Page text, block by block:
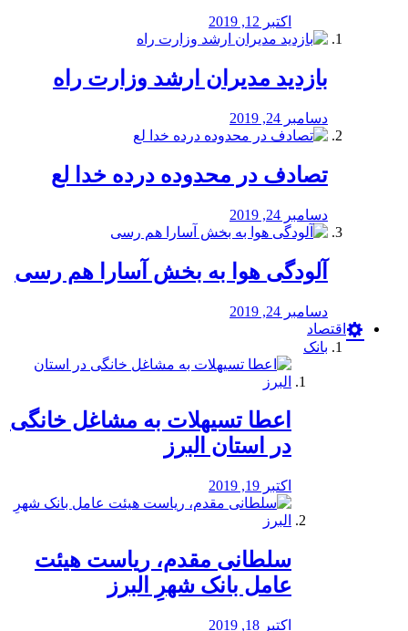
اکتبر 12, 2019
بازدید مدیران ارشد وزارت راه
دسامبر 24, 2019
تصادف در محدوده درده خدا لع
دسامبر 24, 2019
آلودگی هوا به بخش آسارا هم رسی
دسامبر 24, 2019
اقتصاد
بانک
️اعطا تسیهلات به مشاغل خانگی
در استان البرز
اکتبر 19, 2019
سلطانی مقدم، ریاست هیئت
عامل بانک شهرِ البرز
اکتبر 18, 2019